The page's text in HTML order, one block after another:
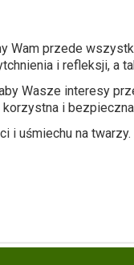
Wam przede
i refleksji, a
Wasze interesy
i
uśmiechu na